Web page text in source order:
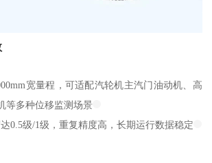
宽量程，可适配汽轮机主汽门油动机、高
等多种位移监测场景
达0.5级/1级，重复精度高，长期运行数据稳定